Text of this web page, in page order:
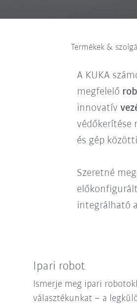
Termékek &
A KUKA
megfelelő
innovatív
védőkerítése
és gép
Szeretné
integrálható
Ipari robot
Ismerje meg ipari
választékunkat – a